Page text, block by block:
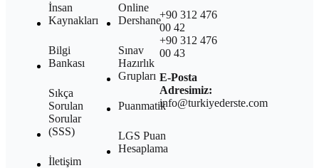
İnsan
Kaynakları
Bilgi
Bankası
Sıkça
Sorulan
Sorular
(SSS)
İletişim
Online
Dershane
Sınav
Hazırlık
Grupları
Puanmatik
LGS Puan
Hesaplama
+90 312 476
00 42
+90 312 476
00 43
E-Posta
Adresimiz:
info@turkiyederste.com